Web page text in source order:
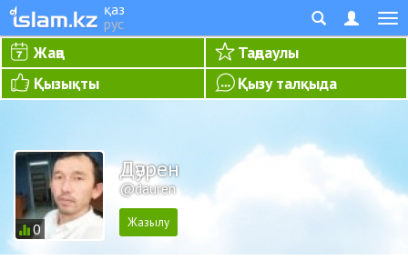
қаз
рус
Жаңа
Таңдаулы
Қызықты
Қызу талқыда
0
Дәурен
@dauren